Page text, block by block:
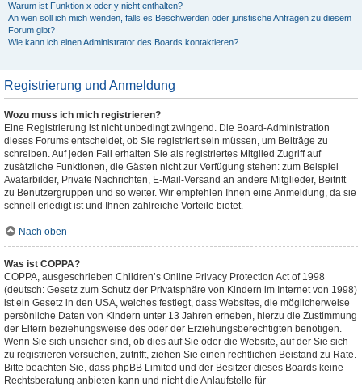
Warum ist Funktion x oder y nicht enthalten?
An wen soll ich mich wenden, falls es Beschwerden oder juristische Anfragen zu diesem
Forum gibt?
Wie kann ich einen Administrator des Boards kontaktieren?
Registrierung und Anmeldung
Wozu muss ich mich registrieren?
Eine Registrierung ist nicht unbedingt zwingend. Die Board-Administration
dieses Forums entscheidet, ob Sie registriert sein müssen, um Beiträge zu
schreiben. Auf jeden Fall erhalten Sie als registriertes Mitglied Zugriff auf
zusätzliche Funktionen, die Gästen nicht zur Verfügung stehen: zum Beispiel
Avatarbilder, Private Nachrichten, E-Mail-Versand an andere Mitglieder, Beitritt
zu Benutzergruppen und so weiter. Wir empfehlen Ihnen eine Anmeldung, da sie
schnell erledigt ist und Ihnen zahlreiche Vorteile bietet.
Nach oben
Was ist COPPA?
COPPA, ausgeschrieben Children’s Online Privacy Protection Act of 1998
(deutsch: Gesetz zum Schutz der Privatsphäre von Kindern im Internet von 1998)
ist ein Gesetz in den USA, welches festlegt, dass Websites, die möglicherweise
persönliche Daten von Kindern unter 13 Jahren erheben, hierzu die Zustimmung
der Eltern beziehungsweise des oder der Erziehungsberechtigten benötigen.
Wenn Sie sich unsicher sind, ob dies auf Sie oder die Website, auf der Sie sich
zu registrieren versuchen, zutrifft, ziehen Sie einen rechtlichen Beistand zu Rate.
Bitte beachten Sie, dass phpBB Limited und der Besitzer dieses Boards keine
Rechtsberatung anbieten kann und nicht die Anlaufstelle für